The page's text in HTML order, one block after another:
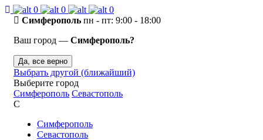
0 0
0
Симферополь пн - пт: 9:00 - 18:00
Ваш город — Симферополь?
Да, все верно
Выбрать другой (ближайший)
Выберите город
Симферополь Севастополь
С
Симферополь
Севастополь